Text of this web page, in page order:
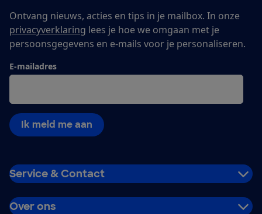
Ontvang nieuws, acties en tips in je mailbox. In onze
privacyverklaring lees je hoe we omgaan met je
persoonsgegevens en e-mails voor je personaliseren.
E-mailadres
Ik meld me aan
Service & Contact
Over ons